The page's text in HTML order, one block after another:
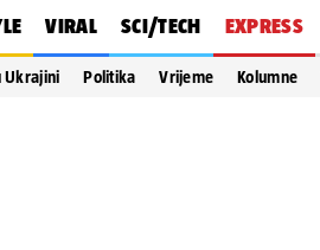
VIRAL SCI/TECH EXPRESS
Ukrajini Politika Vrijeme Kolumne